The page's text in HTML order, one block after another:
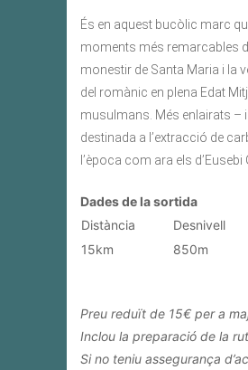
És en aquest bucòlic marc
moments més remarcables
monestir de Santa Maria i la
del romànic en plena Edat
musulmans. Més enlairats –
destinada a l’extracció de
l’època com ara els
Dades de la sortida
Distància
Desnivell
15km
850m
Preu reduït de 15€ per a
Inclou la preparació de la
Si no teniu assegurança